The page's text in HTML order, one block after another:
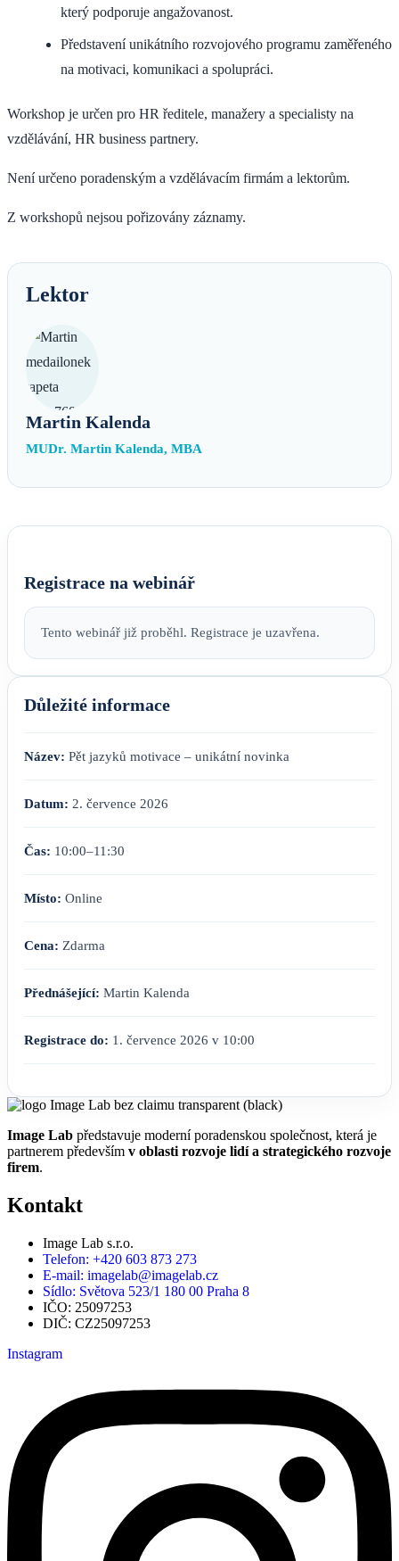
který podporuje angažovanost.
Představení unikátního rozvojového programu zaměřeného
na motivaci, komunikaci a spolupráci.
Workshop je určen pro HR ředitele, manažery a specialisty na
vzdělávání, HR business partnery.
Není určeno poradenským a vzdělávacím firmám a lektorům.
Z workshopů nejsou pořizovány záznamy.
Lektor
Martin Kalenda
MUDr. Martin Kalenda, MBA
Registrace na webinář
Tento webinář již proběhl. Registrace je uzavřena.
Důležité informace
Název: Pět jazyků motivace – unikátní novinka
Datum: 2. července 2026
Čas: 10:00–11:30
Místo: Online
Cena: Zdarma
Přednášející: Martin Kalenda
Registrace do: 1. července 2026 v 10:00
Image Lab představuje moderní poradenskou společnost, která je
partnerem především v oblasti rozvoje lidí a strategického rozvoje
firem.
Kontakt
Image Lab s.r.o.
Telefon: +420 603 873 273
E-mail: imagelab@imagelab.cz
Sídlo: Světova 523/1 180 00 Praha 8
IČO: 25097253
DIČ: CZ25097253
Instagram